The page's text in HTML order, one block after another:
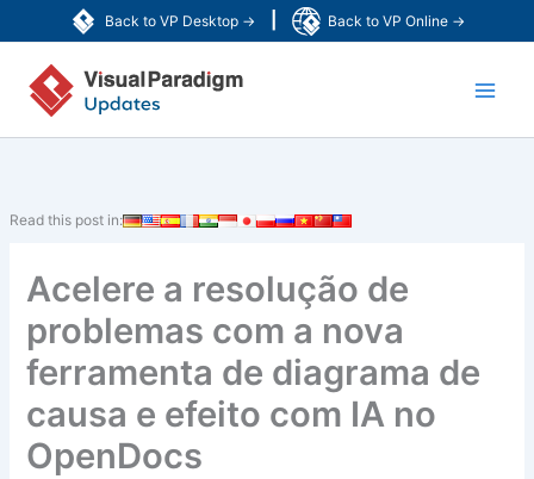
Back to VP Desktop → Back to VP Online →
to
content
Read this post in:
Acelere a resolução de
problemas com a nova
ferramenta de diagrama de
causa e efeito com IA no
OpenDocs